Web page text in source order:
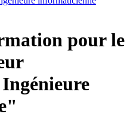
pour le